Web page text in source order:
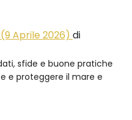
(9 Aprile 2026) di
sfide e buone pratiche
e proteggere il mare e